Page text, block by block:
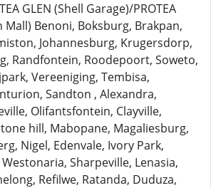
GLEN (Shell Garage)/PROTEA
Mall) Benoni, Boksburg, Brakpan,
Johannesburg, Krugersdorp,
Randfontein, Roodepoort, Soweto,
Vereeniging, Tembisa,
Sandton , Alexandra,
Olifantsfontein, Clayville,
hill, Mabopane, Magaliesburg,
Nigel, Edenvale, Ivory Park,
Sharpeville, Lenasia,
Refilwe, Ratanda, Duduza,